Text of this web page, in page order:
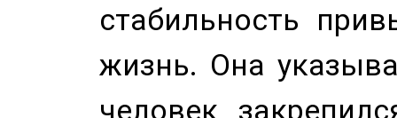
стабильность
жизнь. Она
человек